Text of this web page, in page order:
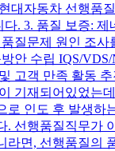
대자동차 선행품
다. 3. 품질 보증: 제
질문제 원인 조사
안 수립 IQS/
고객 만족 활동
기재되어있었는
로 인도 후 발생하
. 선행품질직무가
라면, 선행품질의